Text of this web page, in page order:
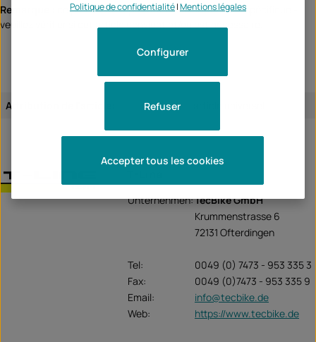
Remarque :
ce produit n'est pas attribué à un véhicule spécifique -
veuillez vérifier si cet article convient et/ou est nécessaire.
Attribution de l'article:
Unternehmen:TecBike GmbH
Krummenstrasse 6
72131 Ofterdingen
Tel:
0049 (0) 7473 - 953 335 3
Fax:
0049 (0)7473 - 953 335 9
Email:
info@tecbike.de
Web:
https://www.tecbike.de
Politique de confidentialité|Mentions légales
Refuser
Configurer
Accepter tous les cookies